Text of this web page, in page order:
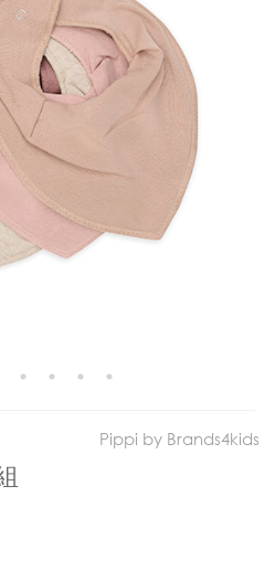
Pippi by Brands4kids